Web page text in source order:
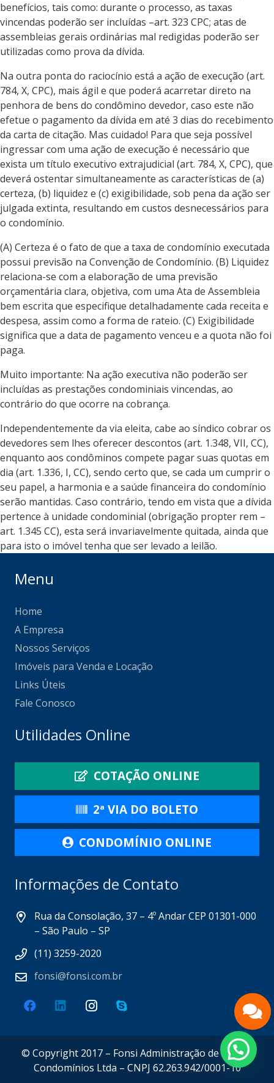
benefícios, tais como: durante o processo, as taxas
vincendas poderão ser incluídas –art. 323 CPC; atas de
assembleias gerais ordinárias mal redigidas poderão ser
utilizadas como prova da dívida.
Na outra ponta do raciocínio está a ação de execução (art.
784, X, CPC), mais ágil e que poderá acarretar direto na
penhora de bens do condômino devedor, caso este não
efetue o pagamento da dívida em até 3 dias do recebimento
da carta de citação. Mas cuidado! Para que seja possível
ingressar com uma ação de execução é necessário que
exista um título executivo extrajudicial (art. 784, X, CPC), que
deverá ostentar simultaneamente as características de (a)
certeza, (b) liquidez e (c) exigibilidade, sob pena da ação ser
julgada extinta, resultando em custos desnecessários para
o condomínio.
(A) Certeza é o fato de que a taxa de condomínio executada
possui previsão na Convenção de Condomínio. (B) Liquidez
relaciona-se com a elaboração de uma previsão
orçamentária clara, objetiva, com uma Ata de Assembleia
bem escrita que especifique detalhadamente cada receita e
despesa, assim como a forma de rateio. (C) Exigibilidade
significa que a data de pagamento venceu e a quota não foi
paga.
Muito importante: Na ação executiva não poderão ser
incluídas as prestações condominiais vincendas, ao
contrário do que ocorre na cobrança.
Independentemente da via eleita, cabe ao síndico cobrar os
devedores sem lhes oferecer descontos (art. 1.348, VII, CC),
enquanto aos condôminos compete pagar suas quotas em
dia (art. 1.336, I, CC), sendo certo que, se cada um cumprir o
seu papel, a harmonia e a saúde financeira do condomínio
serão mantidas. Caso contrário, tendo em vista que a dívida
pertence à unidade condominial (obrigação propter rem –
art. 1.345 CC), esta será invariavelmente quitada, ainda que
para isto o imóvel tenha que ser levado a leilão.
Menu
Home
A Empresa
Nossos Serviços
Imóveis para Venda e Locação
Links Úteis
Fale Conosco
Utilidades Online
COTAÇÃO ONLINE
2ª VIA DO BOLETO
CONDOMÍNIO ONLINE
Informações de Contato
Rua da Consolação, 37 – 4º Andar CEP 01301-000
– São Paulo – SP
(11) 3259-2020
fonsi@fonsi.com.br
© Copyright 2017 – Fonsi Administração de Bens e
Condomínios Ltda – CNPJ 62.263.942/0001-10
Fale pelo Whatsapp